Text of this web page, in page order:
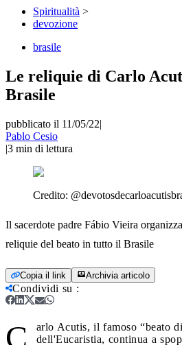
Spiritualità >
devozione
brasile
Le reliquie di Carlo
Brasile
pubblicato il 11/05/22|
Pablo Cesio
|3 min di lettura
Credito:
Il sacerdote padre Fábio Vieira
reliquie del beato in tutto il Brasile
Copia il link Archivia articolo
Condividi su :
C
arlo Acutis, il famoso “beato
dell'Eucaristia, continua a